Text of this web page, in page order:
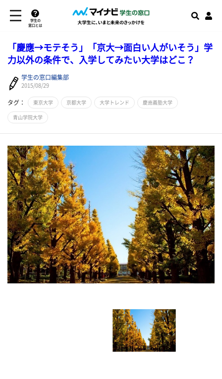
学生の
窓口とは
「慶應→モテそう」「京大→面白い人がいそう」学
力以外の条件で、入学してみたい大学はどこ？
学生の窓口編集部
2015/08/29
タグ： 東京大学 京都大学 大学トレンド 慶應義塾大学
青山学院大学